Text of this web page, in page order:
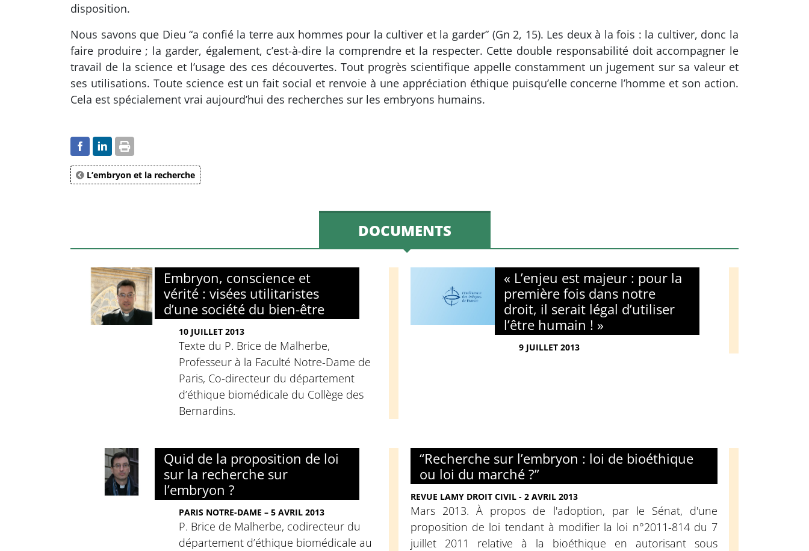
disposition.
Nous savons que Dieu “a confié la terre aux hommes pour la cultiver et la garder” (Gn 2, 15). Les deux à la fois : la cultiver, donc la
faire produire ; la garder, également, c’est-à-dire la comprendre et la respecter. Cette double responsabilité doit accompagner le
travail de la science et l’usage des ces découvertes. Tout progrès scientifique appelle constamment un jugement sur sa valeur et
ses utilisations. Toute science est un fait social et renvoie à une appréciation éthique puisqu’elle concerne l’homme et son action.
Cela est spécialement vrai aujourd’hui des recherches sur les embryons humains.
L’embryon et la recherche
DOCUMENTS
Embryon, conscience et
vérité : visées utilitaristes
d’une société du bien-être
10 JUILLET 2013
Texte du P. Brice de Malherbe,
Professeur à la Faculté Notre-Dame de
Paris, Co-directeur du département
d’éthique biomédicale du Collège des
Bernardins.
« L’enjeu est majeur : pour la
première fois dans notre
droit, il serait légal d’utiliser
l’être humain ! »
9 JUILLET 2013
Quid de la proposition de loi
sur la recherche sur
l’embryon ?
PARIS NOTRE-DAME – 5 AVRIL 2013
P. Brice de Malherbe, codirecteur du
département d’éthique biomédicale au
“Recherche sur l’embryon : loi de bioéthique
ou loi du marché ?”
REVUE LAMY DROIT CIVIL - 2 AVRIL 2013
Mars 2013. À propos de l'adoption, par le Sénat, d'une
proposition de loi tendant à modifier la loi n°2011-814 du 7
juillet 2011 relative à la bioéthique en autorisant sous